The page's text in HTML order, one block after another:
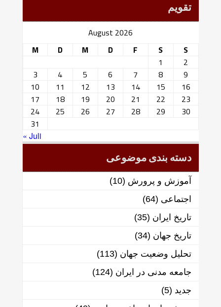
تقویم
August 2026
M
D M D F S
S
1
2
3
4 5 6 7 8
9
10
11 12 13 14 15
16
17
18 19 20 21 22
23
24
25 26 27 28 29
30
31
« Juli
دسته بندی موضوعی
آموزش و پرورش (10)
اجتماعی (64)
تاریخ ایران (35)
تاریخ جهان (34)
تحلیل وضعیت جهان (113)
جامعه مدنی در ایران (124)
جدید (5)